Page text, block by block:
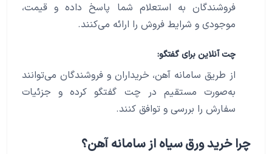
فروشندگان به استعلام شما پاسخ داده و قیمت،
موجودی و شرایط فروش را ارائه می‌کنند.
چت آنلاین برای گفتگو:
از طریق سامانه آهن، خریداران و فروشندگان می‌توانند
به‌صورت مستقیم در چت گفتگو کرده و جزئیات
سفارش را بررسی و توافق کنند.
چرا خرید ورق سیاه از سامانه آهن؟